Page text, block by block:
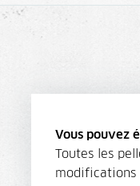
Vous pouvez
Toutes les
modifications